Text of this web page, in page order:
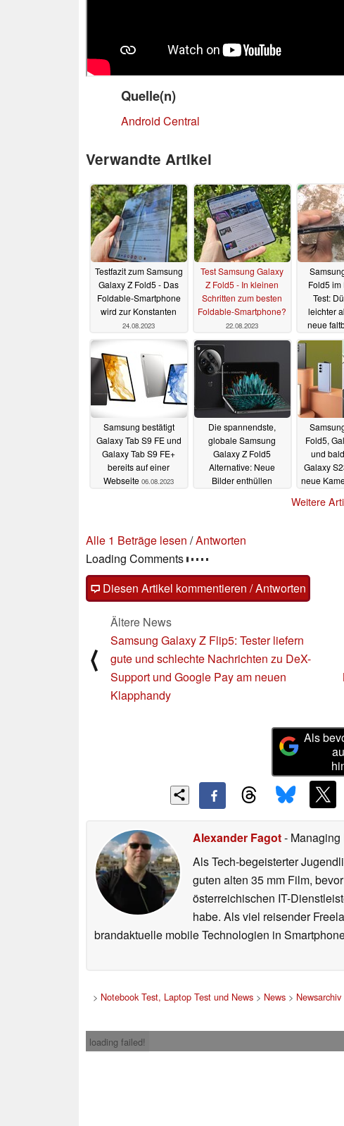
Quelle(n)
Android Central
Verwandte Artikel
Testfazit zum Samsung
Galaxy Z Fold5 - Das
Foldable-Smartphone
wird zur Konstanten
24.08.2023
Test Samsung Galaxy
Z Fold5 - In kleinen
Schritten zum besten
Foldable-Smartphone?
22.08.2023
Fold5
Test:
leichter
neue
auch
Samsung bestätigt
Galaxy Tab S9 FE und
Galaxy Tab S9 FE+
bereits auf einer
Webseite 06.08.2023
Die spannendste,
globale Samsung
Galaxy Z Fold5
Alternative: Neue
Bilder enthüllen
Fold5,
und
Galaxy
neue
Weitere
Alle 1 Beträge lesen /Antworten
Loading Comments
Diesen Artikel kommentieren / Antworten
⟨
Ältere News
Samsung Galaxy Z Flip5: Tester liefern
gute und schlechte Nachrichten zu DeX-
Support und Google Pay am neuen
Klapphandy
Als
Alexander Fagot-
Als Tech-begeisterter
guten alten 35 mm Film,
österreichischen IT-
habe. Als viel reisender
brandaktuelle mobile Technologien in
> Notebook Test, Laptop Test und News > News > Newsarchiv
loading failed!